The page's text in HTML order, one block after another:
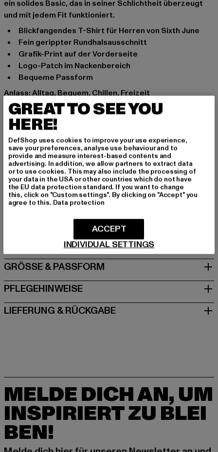
ein solides Basic, das in seiner Schlichtheit überzeugt
und mit jedem Fit funktioniert.
Blickfangendes T-Shirt für Herren von Sixth June
Fein gerippter Rundhalsausschnitt
Grafik-Print auf der Vorderseite
Logo-Patch im Nackenbereich
Bequeme Passform
Anlass: Alltag, Bequem, Chillen, Freizeit
Ausschnitt: Rundhals
Ärmelart: Kurzarm
Marke: Sixth June
Kat.: T-Shirts
Farbe: weiß
Hersteller Farbe: offwhite
Materialzusammensetzung: 100% Baumwolle
Art.Nr: SJ23737-00555
Hersteller: ALPHA EUROPE DISTRIBUTION |
info@sixthjune.com
60 rue Francis de Pressensé | 93200 Saint-Denis | FR
GRÖSSE & PASSFORM
PFLEGEHINWEISE
LIEFERUNG & RÜCKGABE
MELDE DICH AN, UM
INSPIRIERT ZU BLEI
BEN!
GREAT TO SEE YOU
HERE!
DefShop uses cookies to improve your use experience,
save your preferences, analyse use behaviour and to
provide and measure interest-based contents and
advertising. In addition, we allow partners to extract data
or to use cookies. This may also include the processing of
your data in the USA or other countries which do not have
the EU data protection standard. If you want to change
this, click on "Custom settings". By clicking on "Accept" you
agree to this. Data protection
INDIVIDUAL SETTINGS
ACCEPT